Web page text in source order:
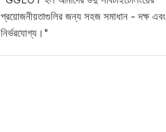
প্রয়োজনীয়তাগুলির জন্য সহজ সমাধান - দক্ষ এবং
নির্ভরযোগ্য।"